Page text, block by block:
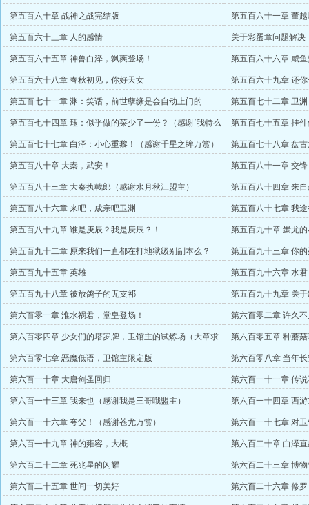
第五百六十章 战神之战完结版 第五百六十一章 董
第五百六十三章 人的感情 关于彩蛋章问题解决
第五百六十五章 神兽白泽，飒爽登场！ 第五百六十六章 咸
第五百六十八章 春秋初见，你好天女 第五百六十九章 还
第五百七十一章 渊：笑话，前世孽缘是会自动上门的
吗？！阿青：会的啊！
第五百七十二章 卫
之弃道人盟主）
第五百七十四章 珏：似乎做的菜少了一份？（感谢‘我特么
的不想说’盟主）
第五百七十五章 挂
舅盟主）
第五百七十七章 白泽：小心重黎！（感谢千星之眸万赏） 第五百七十八章 盘
第五百八十章 大秦，武安！ 第五百八十一章 交
第五百八十三章 大秦执戟郎（感谢水月秋江盟主）
第五百八十四章 来
赏）
第五百八十六章 来吧，成亲吧卫渊 第五百八十七章 我
第五百八十九章 谁是庚辰？我是庚辰？！ 第五百九十章 蚩尤
第五百九十二章 原来我们一直都在打地狱级别副本么？
（感谢人间无白首万赏）
第五百九十三章 你
第五百九十五章 英雄 第五百九十六章 水
第五百九十八章 被放鸽子的无支祁 第五百九十九章 关
第六百零一章 淮水祸君，堂皇登场！ 第六百零二章 许久
第六百零四章 少女们的塔罗牌，卫馆主的试炼场（大章求
订阅）
第六百零五章 种蘑
流枫盟主）
第六百零七章 恶魔低语，卫馆主限定版
第六百零八章 当年
币）
第六百一十章 大唐剑圣回归 第六百一十一章 传
第六百一十三章 我来也（感谢我是三哥哦盟主）
第六百一十四章 西
币）
第六百一十六章 夸父！（感谢苍尤万赏）
第六百一十七章 对
不说万赏）
第六百一十九章 神的雍容，大概…… 第六百二十章 白泽
第六百二十二章 死兆星的闪耀 第六百二十三章 博
第六百二十五章 世间一切美好 第六百二十六章 修